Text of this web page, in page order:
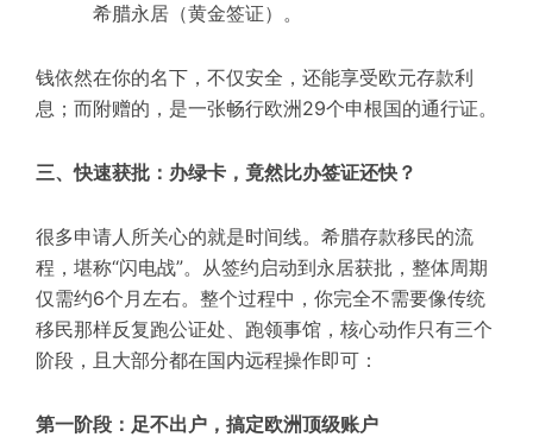
希腊永居（黄金签证）。
钱依然在你的名下，不仅安全，还能享受欧元存款利
息；而附赠的，是一张畅行欧洲29个申根国的通行证。
三、快速获批：办绿卡，竟然比办签证还快？
很多申请人所关心的就是时间线。希腊存款移民的流
程，堪称“闪电战”。从签约启动到永居获批，整体周期
仅需约6个月左右。整个过程中，你完全不需要像传统
移民那样反复跑公证处、跑领事馆，核心动作只有三个
阶段，且大部分都在国内远程操作即可：
第一阶段：足不出户，搞定欧洲顶级账户